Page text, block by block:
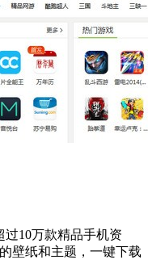
过10万款精品手机资
壁纸和主题，一键下载